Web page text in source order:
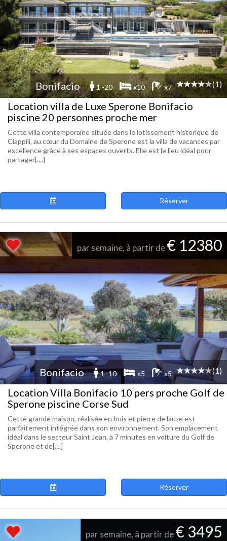
Bonifacio 1 -20 x10 x7 (1)
Location villa de Luxe Sperone Bonifacio
piscine 20 personnes proche mer
Cette villa contemporaine située dans le lotissement historique de
Ciappili, au cœur du Domaine de Sperone est la villa de vacances par
excellence grâce à ses espaces ouverts. Elle est le lieu idéal pour
partager[....]
Réserver
par semaine, à partir de€ 12380
Bonifacio 1 -10 x5 x5 (1)
Location Villa Bonifacio 10 pers proche Golf de
Sperone piscine Corse Sud
Cette grande maison, réalisée en bois et pierre de lauze est
parfaitement intégrée dans son environnement. Son emplacement
idéal dans le secteur Saint Jean, à 7 minutes en voiture du Golf de
Sperone et de[....]
Réserver
par semaine, à partir de€ 3495